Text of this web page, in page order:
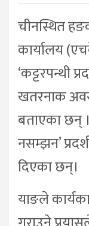
चीनस्थित
कार्यालय
‘कट्टरपन्थी
खतरनाक
बताएका छन्
नसम्झन’
दिएका छन्।
याङले